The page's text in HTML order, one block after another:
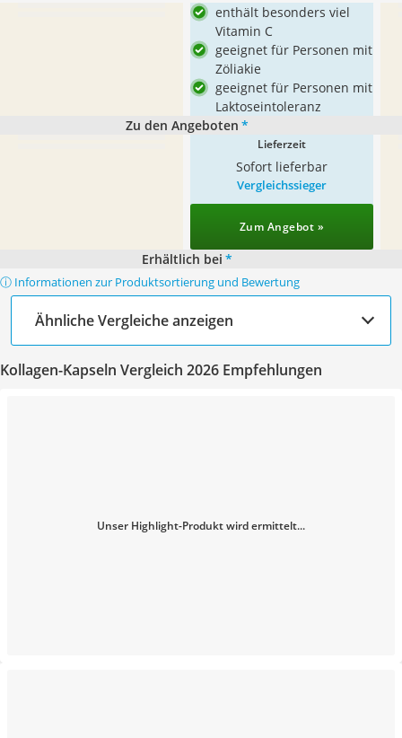
enthält besonders viel
Vitamin C
geeignet für Personen mit
Zöliakie
geeignet für Personen mit
Laktoseintoleranz
Zu den Angeboten *
Lieferzeit
Sofort lieferbar
Vergleichssieger
Zum Angebot »
Erhältlich bei *
ⓘ Informationen zur Produktsortierung und Bewertung
Ähnliche Vergleiche anzeigen
Kollagen-Kapseln Vergleich 2026 Empfehlungen
Unser Highlight-Produkt wird ermittelt...